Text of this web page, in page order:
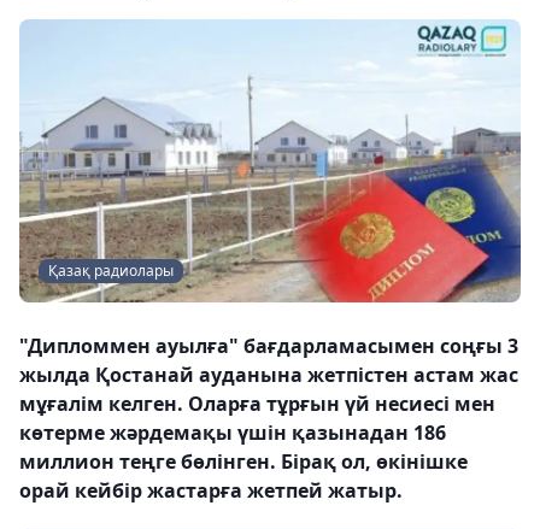
Қазақ радиолары
"Дипломмен ауылға" бағдарламасымен соңғы 3
жылда Қостанай ауданына жетпістен астам жас
мұғалім келген. Оларға тұрғын үй несиесі мен
көтерме жәрдемақы үшін қазынадан 186
миллион теңге бөлінген. Бірақ ол, өкінішке
орай кейбір жастарға жетпей жатыр.